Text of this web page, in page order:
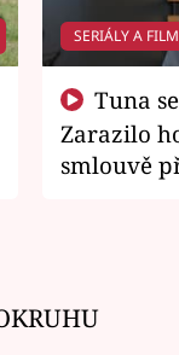
SERIÁLY A
Zarazilo
smlouvě